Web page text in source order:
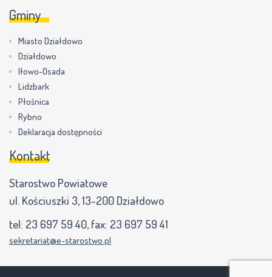
Gminy
Miasto Działdowo
Działdowo
Iłowo-Osada
Lidzbark
Płośnica
Rybno
Deklaracja dostępności
Kontakt
Starostwo Powiatowe
ul. Kościuszki 3, 13-200 Działdowo
tel: 23 697 59 40, fax: 23 697 59 41
sekretariat@e-starostwo.pl